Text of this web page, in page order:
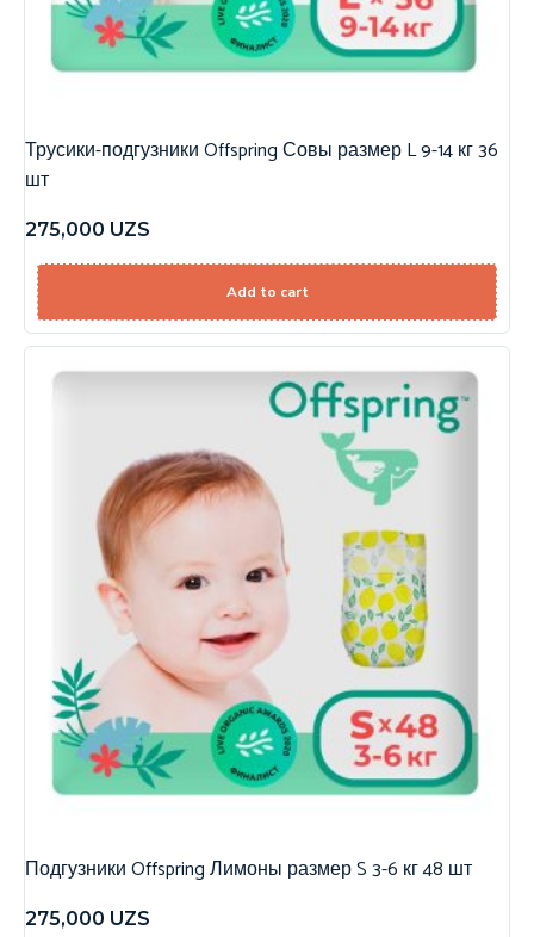
Трусики-подгузники Offspring Совы размер L 9-14 кг 36
шт
275,000 UZS
Add to cart
Подгузники Offspring Лимоны размер S 3-6 кг 48 шт
275,000 UZS